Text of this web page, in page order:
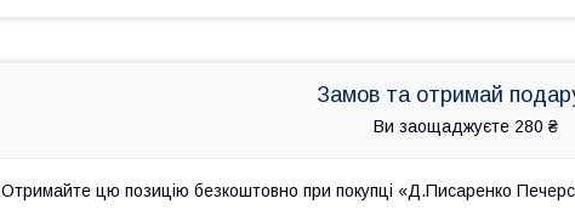
Замов та отримай
Ви заощаджуєте 280 ₴
Отримайте цю позицію безкоштовно при покупці «Д.Писаренко